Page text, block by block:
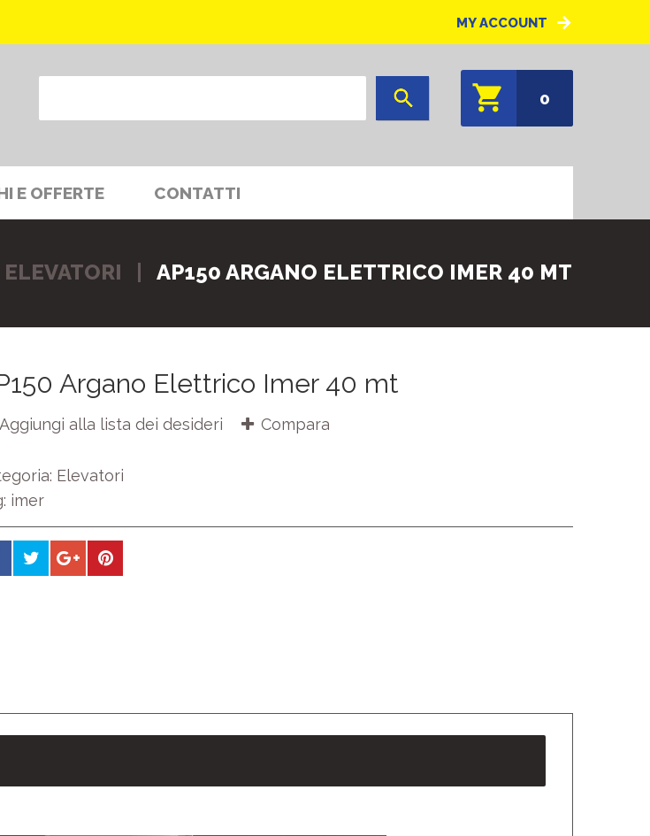
MY ACCOUNT
0
E OFFERTE CONTATTI
ELEVATORI AP150 ARGANO ELETTRICO IMER 40 MT
Argano Elettrico Imer 40 mt
Aggiungi alla lista dei desideri Compara
Elevatori
imer